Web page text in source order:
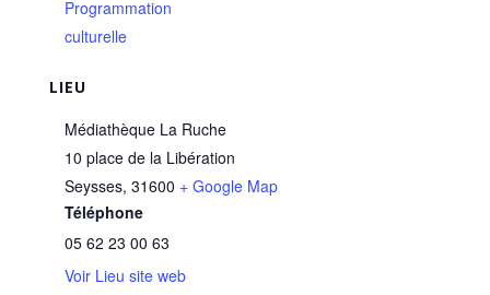
Programmation
culturelle
LIEU
Médiathèque La Ruche
10 place de la Libération
Seysses, 31600 + Google Map
Téléphone
05 62 23 00 63
Voir Lieu site web